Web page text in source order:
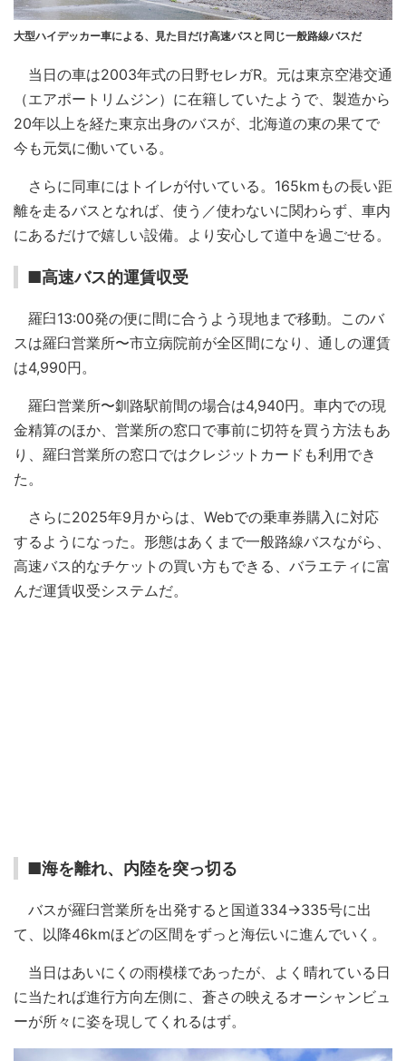
大型ハイデッカー車による、見た目だけ高速バスと同じ一般路線バスだ
当日の車は2003年式の日野セレガR。元は東京空港交通
（エアポートリムジン）に在籍していたようで、製造から
20年以上を経た東京出身のバスが、北海道の東の果てで
今も元気に働いている。
さらに同車にはトイレが付いている。165kmもの長い距
離を走るバスとなれば、使う／使わないに関わらず、車内
にあるだけで嬉しい設備。より安心して道中を過ごせる。
■高速バス的運賃収受
羅臼13:00発の便に間に合うよう現地まで移動。このバ
スは羅臼営業所〜市立病院前が全区間になり、通しの運賃
は4,990円。
羅臼営業所〜釧路駅前間の場合は4,940円。車内での現
金精算のほか、営業所の窓口で事前に切符を買う方法もあ
り、羅臼営業所の窓口ではクレジットカードも利用でき
た。
さらに2025年9月からは、Webでの乗車券購入に対応
するようになった。形態はあくまで一般路線バスながら、
高速バス的なチケットの買い方もできる、バラエティに富
んだ運賃収受システムだ。
■海を離れ、内陸を突っ切る
バスが羅臼営業所を出発すると国道334→335号に出
て、以降46kmほどの区間をずっと海伝いに進んでいく。
当日はあいにくの雨模様であったが、よく晴れている日
に当たれば進行方向左側に、蒼さの映えるオーシャンビュ
ーが所々に姿を現してくれるはず。